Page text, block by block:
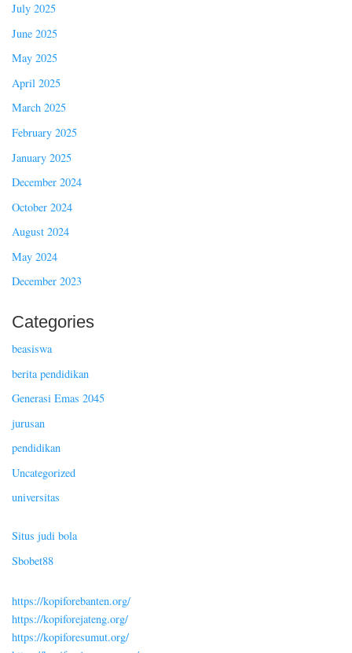
July 2025
June 2025
May 2025
April 2025
March 2025
February 2025
January 2025
December 2024
October 2024
August 2024
May 2024
December 2023
Categories
beasiswa
berita pendidikan
Generasi Emas 2045
jurusan
pendidikan
Uncategorized
universitas
Situs judi bola
Sbobet88
https://kopiforebanten.org/
https://kopiforejateng.org/
https://kopiforesumut.org/